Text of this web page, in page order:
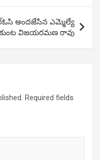
అందజేసిన ఎమ్మెల్యే
విజయరమణ రావు
Required fields